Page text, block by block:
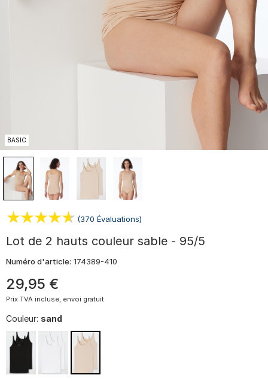
BASIC
(370 Évaluations)
Lot de 2 hauts couleur sable - 95/5
Numéro d'article: 174389-410
29,95 €
Prix TVA incluse, envoi gratuit.
Couleur: sand